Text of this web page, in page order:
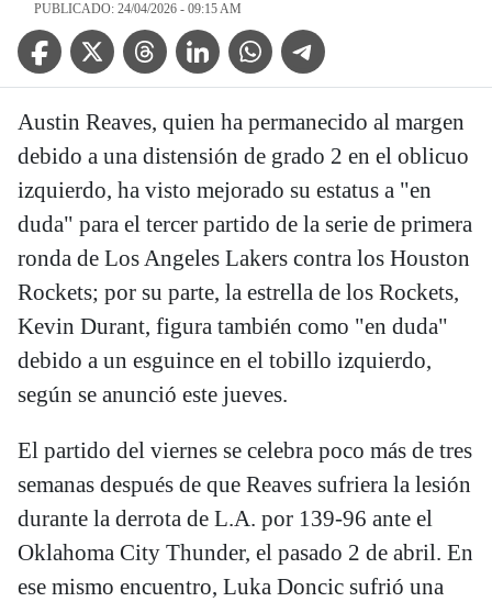
PUBLICADO: 24/04/2026 - 09:15 AM
Facebook IconTwitter IconThreads IconLinkedin IconWhatsApp IconTelegram Icon
Austin Reaves, quien ha permanecido al margen
debido a una distensión de grado 2 en el oblicuo
izquierdo, ha visto mejorado su estatus a "en
duda" para el tercer partido de la serie de primera
ronda de Los Angeles Lakers contra los Houston
Rockets; por su parte, la estrella de los Rockets,
Kevin Durant, figura también como "en duda"
debido a un esguince en el tobillo izquierdo,
según se anunció este jueves.
El partido del viernes se celebra poco más de tres
semanas después de que Reaves sufriera la lesión
durante la derrota de L.A. por 139-96 ante el
Oklahoma City Thunder, el pasado 2 de abril. En
ese mismo encuentro, Luka Doncic sufrió una